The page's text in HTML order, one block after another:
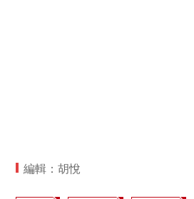
編輯：胡悅